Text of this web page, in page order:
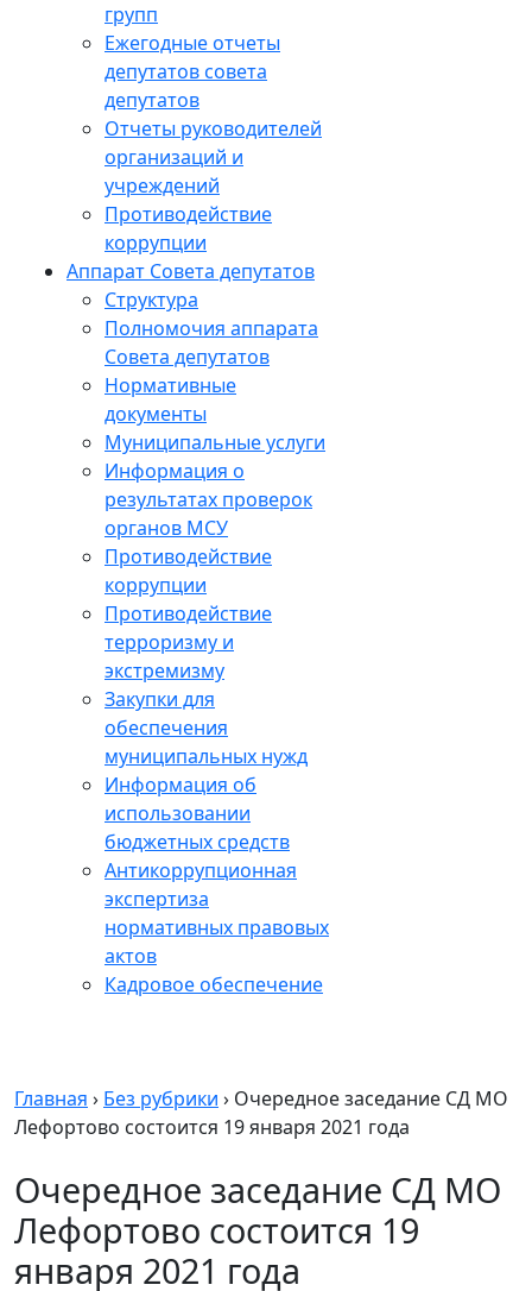
групп
Ежегодные отчеты
депутатов совета
депутатов
Отчеты руководителей
организаций и
учреждений
Противодействие
коррупции
Аппарат Совета депутатов
Структура
Полномочия аппарата
Совета депутатов
Нормативные
документы
Муниципальные услуги
Информация о
результатах проверок
органов МСУ
Противодействие
коррупции
Противодействие
терроризму и
экстремизму
Закупки для
обеспечения
муниципальных нужд
Информация об
использовании
бюджетных средств
Антикоррупционная
экспертиза
нормативных правовых
актов
Кадровое обеспечение
Главная › Без рубрики › Очередное заседание СД МО
Лефортово состоится 19 января 2021 года
Очередное заседание СД МО
Лефортово состоится 19
января 2021 года